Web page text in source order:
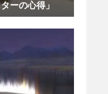
ーの心得」